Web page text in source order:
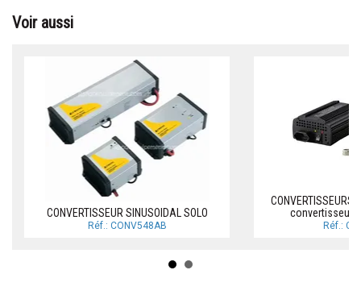
Voir aussi
CONVERTISSEUR SINUSOIDAL SOLO
Réf.: CONV548AB
CONVERTISSEURS
convertisseur
Réf.: